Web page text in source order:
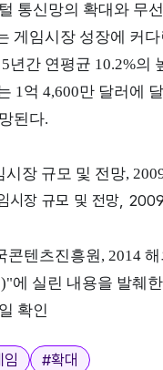
통신망의 확대와 무
게임시장 성장에 커
년간 연평균 10.2%의
1억 4,600만 달러에
된다.
시장 규모 및 전망,
텐츠진흥원, 2014
에 실린 내용을 발췌
확인
임 #확대